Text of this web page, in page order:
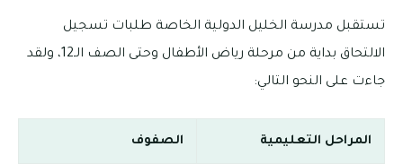
تستقبل مدرسة الخليل الدولية الخاصة طلبات تسجيل
الالتحاق بداية من مرحلة رياض الأطفال وحتى الصف الـ12، ولقد
جاءت على النحو التالي:
المراحل التعليمية الصفوف